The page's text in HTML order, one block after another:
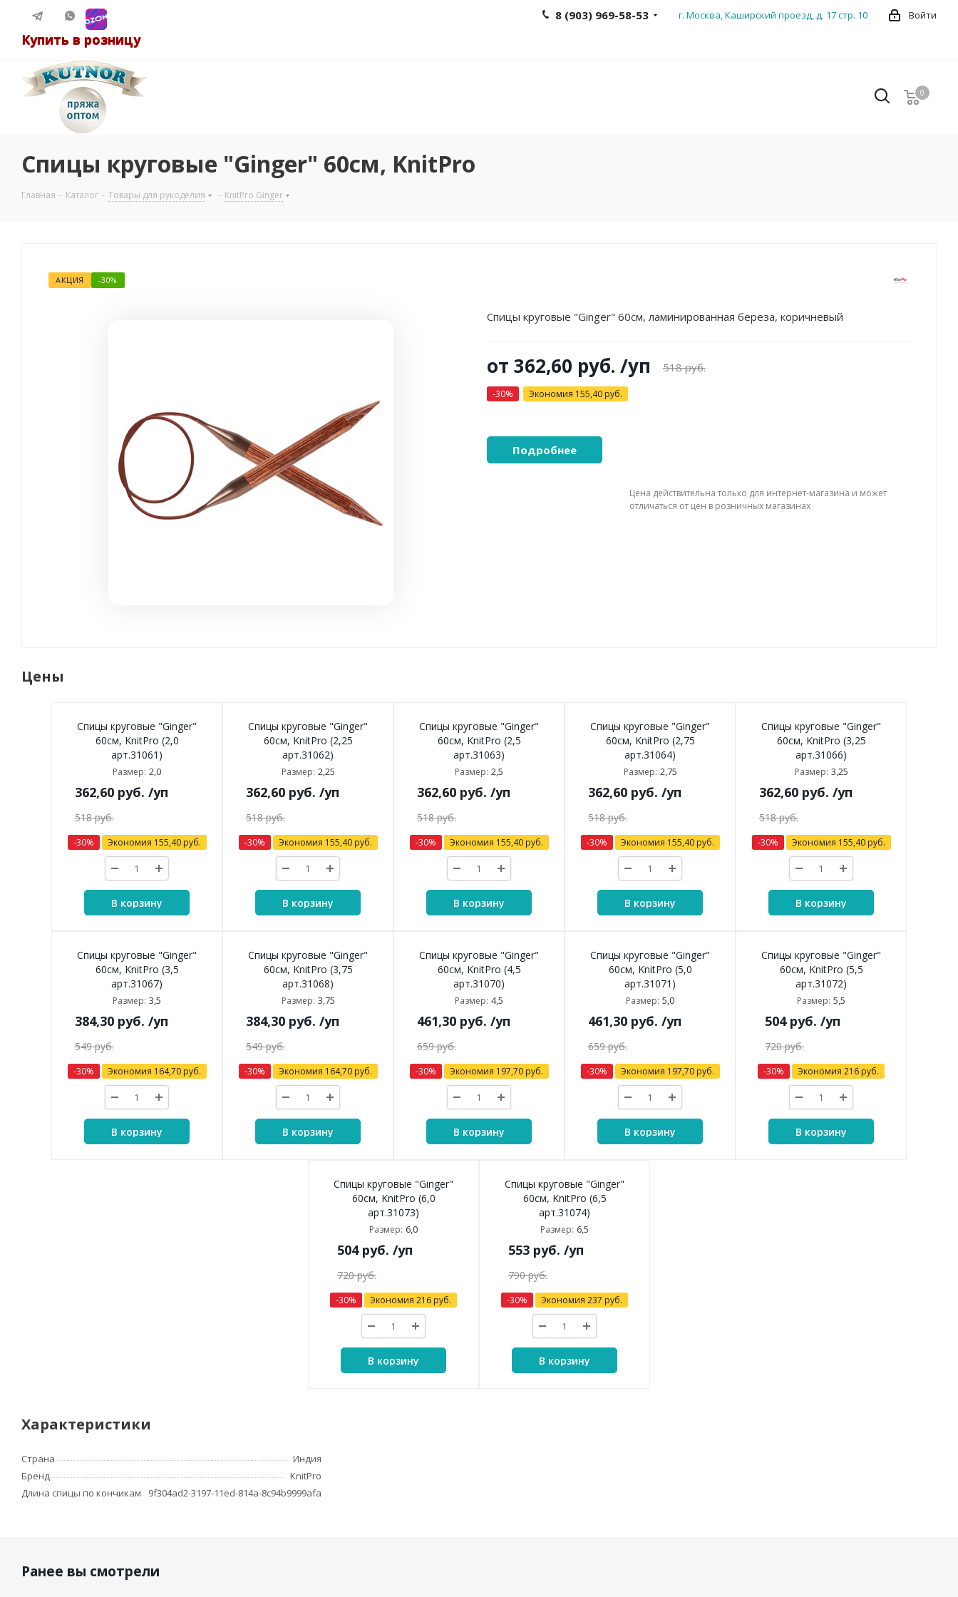
Купить в розницу
Войти
г. Москва, Каширский проезд, д. 17 стр. 10
8 (903) 969-58-53
0
0
Спицы круговые "Ginger" 60см, KnitPro
Главная - Каталог - Товары для рукоделия - KnitPro Ginger
АКЦИЯ -30%
Спицы круговые "Ginger" 60см, ламинированная береза, коричневый
от 362,60 руб. /уп 518 руб.
-30% Экономия 155,40 руб.
Подробнее
Цена действительна только для интернет-магазина и может
отличаться от цен в розничных магазинах
Цены
Спицы круговые "Ginger"
60см, KnitPro (2,0
арт.31061)
Размер: 2,0
362,60руб. /уп
518руб.
-30% Экономия 155,40руб.
В корзину
Спицы круговые "Ginger"
60см, KnitPro (2,25
арт.31062)
Размер: 2,25
362,60руб. /уп
518руб.
-30% Экономия 155,40руб.
В корзину
Спицы круговые "Ginger"
60см, KnitPro (2,5
арт.31063)
Размер: 2,5
362,60руб. /уп
518руб.
-30% Экономия 155,40руб.
В корзину
Спицы круговые "Ginger"
60см, KnitPro (2,75
арт.31064)
Размер: 2,75
362,60руб. /уп
518руб.
-30% Экономия 155,40руб.
В корзину
Спицы круговые "Ginger"
60см, KnitPro (3,25
арт.31066)
Размер: 3,25
362,60руб. /уп
518руб.
-30% Экономия 155,40руб.
В корзину
Спицы круговые "Ginger"
60см, KnitPro (3,5
арт.31067)
Размер: 3,5
384,30руб. /уп
549руб.
-30% Экономия 164,70руб.
В корзину
Спицы круговые "Ginger"
60см, KnitPro (3,75
арт.31068)
Размер: 3,75
384,30руб. /уп
549руб.
-30% Экономия 164,70руб.
В корзину
Спицы круговые "Ginger"
60см, KnitPro (4,5
арт.31070)
Размер: 4,5
461,30руб. /уп
659руб.
-30% Экономия 197,70руб.
В корзину
Спицы круговые "Ginger"
60см, KnitPro (5,0
арт.31071)
Размер: 5,0
461,30руб. /уп
659руб.
-30% Экономия 197,70руб.
В корзину
Спицы круговые "Ginger"
60см, KnitPro (5,5
арт.31072)
Размер: 5,5
504руб. /уп
720руб.
-30% Экономия 216 руб.
В корзину
Спицы круговые "Ginger"
60см, KnitPro (6,0
арт.31073)
Размер: 6,0
504руб. /уп
720руб.
-30% Экономия 216 руб.
В корзину
Спицы круговые "Ginger"
60см, KnitPro (6,5
арт.31074)
Размер: 6,5
553 руб. /уп
790руб.
-30% Экономия 237 руб.
В корзину
Характеристики
Страна
Индия
Бренд
KnitPro
Длина спицы по кончикам
9f304ad2-3197-11ed-814a-8c94b9999afa
Ранее вы смотрели